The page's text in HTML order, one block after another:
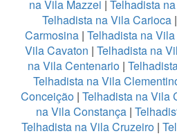
na Vila Mazzei | Telhadista
Telhadista na Vila Carioca |
Carmosina| Telhadista na
Vila Cavaton | Telhadista na
na Vila Centenario|
Telhadista na Vila
Conceição | Telhadista na Vila
na Vila Constança |
Telhadista na Vila Cruzeiro |